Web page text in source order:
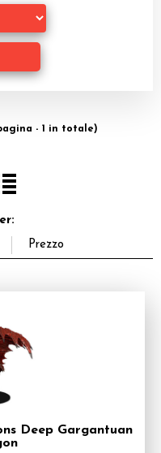
- 1 in totale)
Deep Gargantuan